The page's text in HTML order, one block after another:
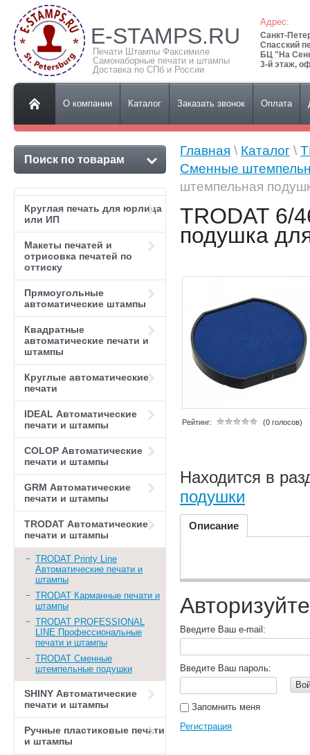
E-STAMPS.RU
Печати Штампы Факсимиле
Самонаборные печати и штампы
Доставка по СПб и России
Адрес:
Санкт-
Спасский
БЦ "На
3-й этаж,
О компании Каталог Заказать звонок Оплата
Поиск по товарам
Круглая печать для юрлица
или ИП
Макеты печатей и
отрисовка печатей по
оттиску
Прямоугольные
автоматические штампы
Квадратные
автоматические печати и
штампы
Круглые автоматические
печати
IDEAL Автоматические
печати и штампы
COLOP Автоматические
печати и штампы
GRM Автоматические
печати и штампы
TRODAT Автоматические
печати и штампы
TRODAT Printy Line
Автоматические печати и
штампы
TRODAT Карманные печати и
штампы
TRODAT PROFESSIONAL
LINE Профессиональные
печати и штампы
TRODAT Сменные
штемпельные подушки
SHINY Автоматические
печати и штампы
Ручные пластиковые печати
и штампы
Главная \ Каталог \
Сменные
штемпельная
TRODAT 6/
подушка
Рейтинг: (0 голосов)
Находится в
подушки
Описание
Введите Ваш e-mail:
Введите Ваш пароль:
Запомнить меня
Регистрация